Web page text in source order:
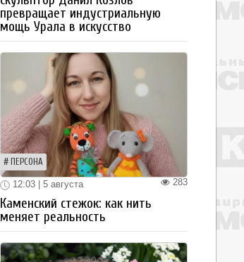
превращает индустриальную
мощь Урала в искусство
ПЕРСОНА
283
12:03 | 5 августа
Каменский стежок: как нить
меняет реальность